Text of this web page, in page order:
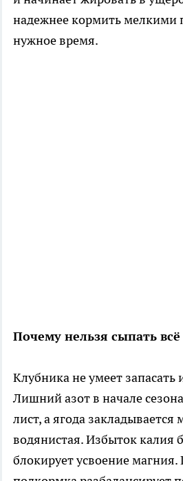
надежнее кормить мелкими
нужное время.
Почему нельзя сыпать всё
Клубника не умеет
Лишний азот в начале
лист, а ягода закладывается
водянистая. Избыток калия
блокирует усвоение магния.